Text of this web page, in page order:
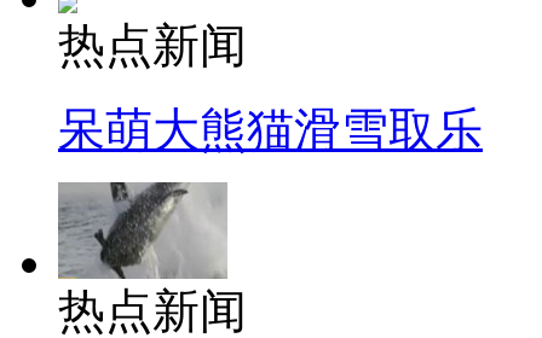
热点新闻
呆萌大熊猫滑雪取乐
热点新闻